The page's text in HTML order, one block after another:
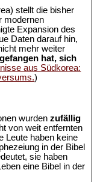
stellt die bisher
modernen
Expansion des
Daten darauf hin,
mehr weiter
hat, sich
aus Südkorea:
)
wurdenzufällig
von weit entfernten
Leute haben keine
in der Bibel
sie haben
eine Bibel in der